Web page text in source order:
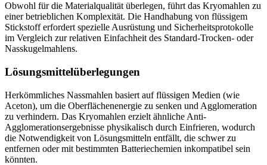
Obwohl für die Materialqualität überlegen, führt das Kryomahlen zu
einer betrieblichen Komplexität. Die Handhabung von flüssigem
Stickstoff erfordert spezielle Ausrüstung und Sicherheitsprotokolle
im Vergleich zur relativen Einfachheit des Standard-Trocken- oder
Nasskugelmahlens.
Lösungsmittelüberlegungen
Herkömmliches Nassmahlen basiert auf flüssigen Medien (wie
Aceton), um die Oberflächenenergie zu senken und Agglomeration
zu verhindern. Das Kryomahlen erzielt ähnliche Anti-
Agglomerationsergebnisse physikalisch durch Einfrieren, wodurch
die Notwendigkeit von Lösungsmitteln entfällt, die schwer zu
entfernen oder mit bestimmten Batteriechemien inkompatibel sein
könnten.